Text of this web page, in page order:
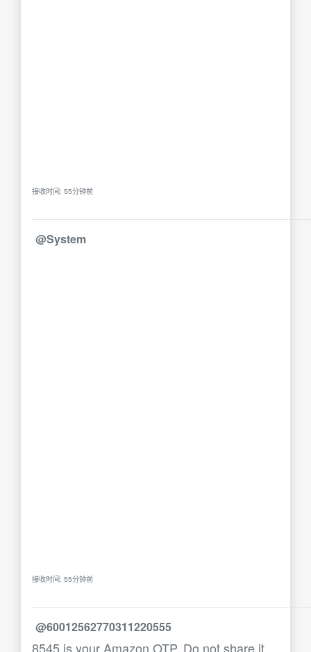
接收时间: 55分钟前
@System
接收时间: 55分钟前
@60012562770311220555
8545 is your Amazon OTP. Do not share it